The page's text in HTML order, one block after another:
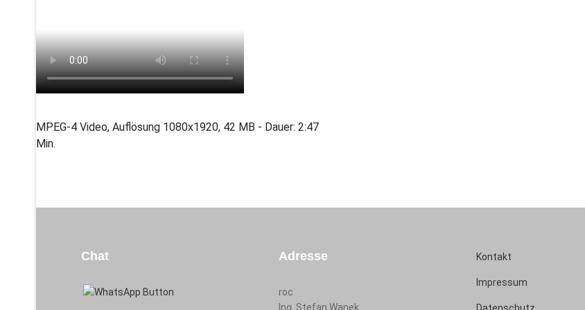
MPEG-4 Video, Auflösung 1080x1920, 42 MB - Dauer: 2:47
Min.
Chat Adresse
roc
Ing. Stefan Wanek
Kontakt
Impressum